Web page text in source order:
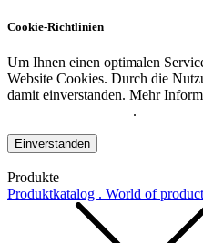
Cookie-Richtlinien
Um Ihnen einen optimalen
Website Cookies. Durch die
damit einverstanden. Mehr
.
Einverstanden
Produkte
Produktkatalog . World of